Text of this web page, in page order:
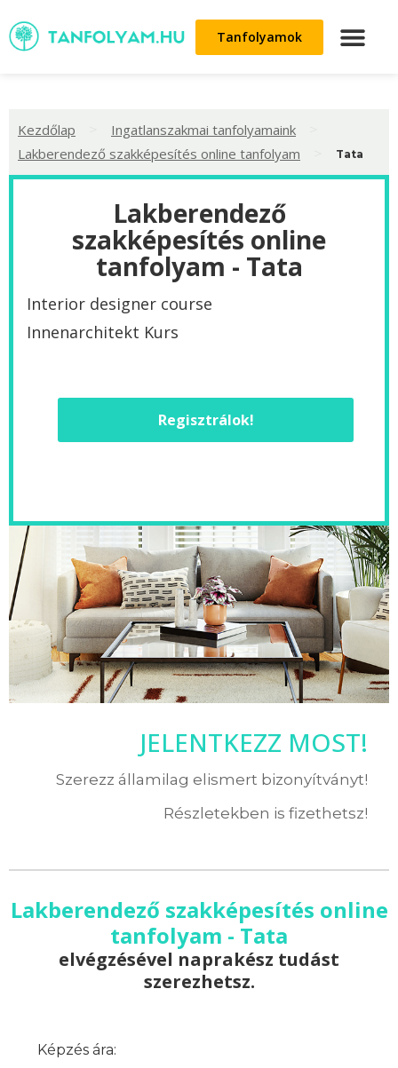
Tanfolyamok
Kezdőlap Ingatlanszakmai tanfolyamaink
Lakberendező szakképesítés online tanfolyam Tata
Lakberendező
szakképesítés online
tanfolyam - Tata
Interior designer course
Innenarchitekt Kurs
Regisztrálok!
JELENTKEZZ MOST!
Szerezz államilag elismert bizonyítványt!
Részletekben is fizethetsz!
Lakberendező szakképesítés online
tanfolyam - Tata
elvégzésével naprakész tudást
szerezhetsz.
Képzés ára: